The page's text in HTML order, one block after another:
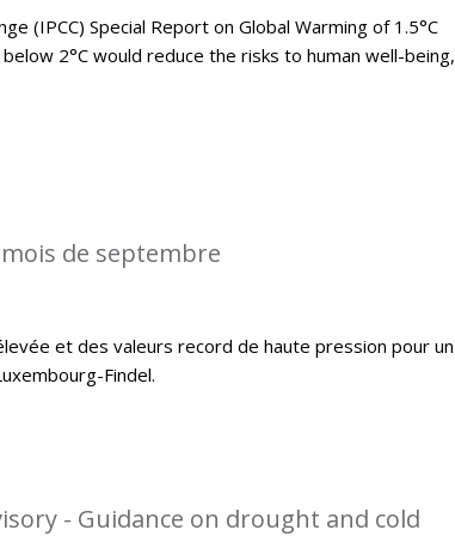
(IPCC) Special Report on Global Warming of 1.5°C
2°C would reduce the risks to human well-being,
de septembre
et des valeurs record de haute pression pour un
Findel.
- Guidance on drought and cold